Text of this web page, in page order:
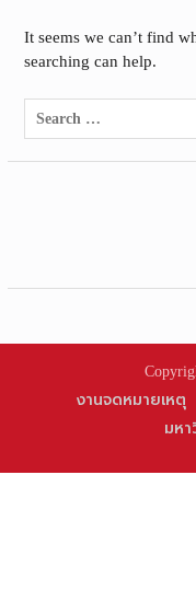
It seems we can’t find
searching can help.
Search
for:
งานจดหมายเหตุ
มห